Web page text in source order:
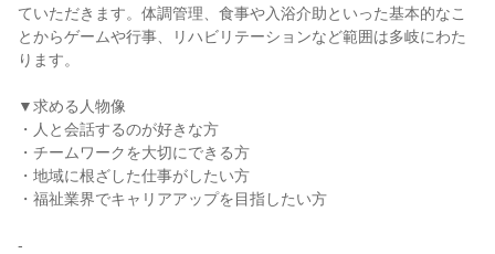
ていただきます。体調管理、食事や入浴介助といった基本的なこ
とからゲームや行事、リハビリテーションなど範囲は多岐にわた
ります。
▼求める人物像
・人と会話するのが好きな方
・チームワークを大切にできる方
・地域に根ざした仕事がしたい方
・福祉業界でキャリアアップを目指したい方
-